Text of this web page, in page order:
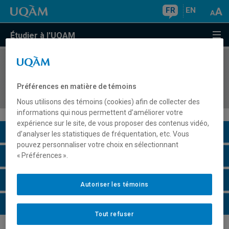
FR EN
Étudier à l'UQAM
COURS//
XXe siècle
Description du cours
Horaire - Été 2026
Horaire - Automne 2026
Horaire - Hiver 2027
Préférences en matière de témoins
Nous utilisons des témoins (cookies) afin de collecter des
informations qui nous permettent d’améliorer votre
expérience sur le site, de vous proposer des contenus vidéo,
d’analyser les statistiques de fréquentation, etc. Vous
pouvez personnaliser votre choix en sélectionnant
« Préférences ».
Tout refuser
Autoriser les témoins